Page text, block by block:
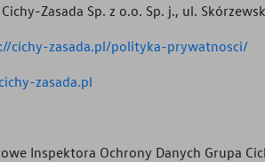
Zasada Sp. z o.o. Sp. j., ul.
cichy-zasada.pl/polityka-prywatnosci/
zasada.pl
Inspektora Ochrony Danych Grupa